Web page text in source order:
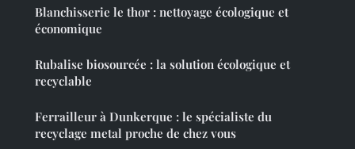
Blanchisserie le thor : nettoyage écologique et
économique
Rubalise biosourcée : la solution écologique et
recyclable
Ferrailleur à Dunkerque : le spécialiste du
recyclage metal proche de chez vous